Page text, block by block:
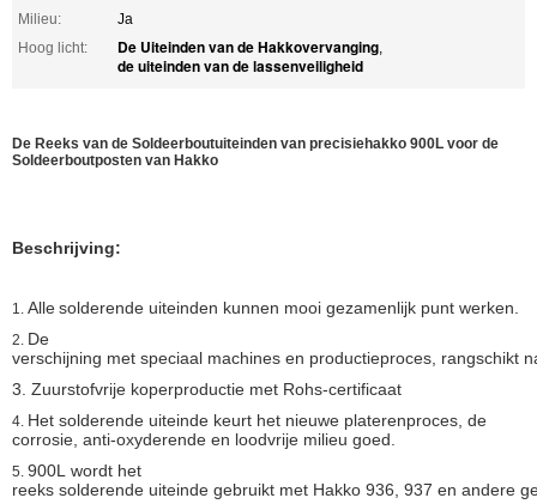
Milieu:
Ja
Hoog licht:
De Uiteinden van de Hakkovervanging,
de uiteinden van de lassenveiligheid
De Reeks van de Soldeerboutuiteinden van precisiehakko 900L voor de
Soldeerboutposten van Hakko
Beschrijving:
1. Allesolderende uiteinden kunnen mooi gezamenlijk punt werken.
2. De
verschijning met speciaal machines en productieproces, rangschikt
3. Zuurstofvrije koperproductie met Rohs-certificaat
4. Het solderende uiteinde keurt het nieuwe platerenproces, de
corrosie, anti-oxyderende en loodvrije milieu goed.
5. 900L wordt het
reeks solderende uiteinde gebruikt met Hakko 936, 937 en andere